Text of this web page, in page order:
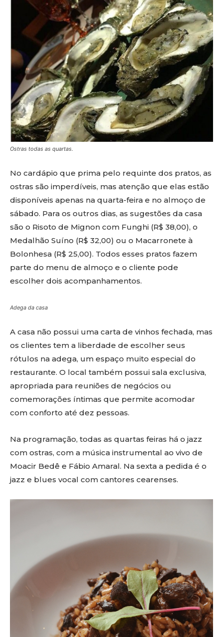
Ostras todas as quartas.
No cardápio que prima pelo requinte dos pratos, as
ostras são imperdíveis, mas atenção que elas estão
disponíveis apenas na quarta-feira e no almoço de
sábado. Para os outros dias, as sugestões da casa
são o Risoto de Mignon com Funghi (R$ 38,00), o
Medalhão Suíno (R$ 32,00) ou o Macarronete à
Bolonhesa (R$ 25,00). Todos esses pratos fazem
parte do menu de almoço e o cliente pode
escolher dois acompanhamentos.
Adega da casa
A casa não possui uma carta de vinhos fechada, mas
os clientes tem a liberdade de escolher seus
rótulos na adega, um espaço muito especial do
restaurante. O local também possui sala exclusiva,
apropriada para reuniões de negócios ou
comemorações íntimas que permite acomodar
com conforto até dez pessoas.
Na programação, todas as quartas feiras há o jazz
com ostras, com a música instrumental ao vivo de
Moacir Bedê e Fábio Amaral. Na sexta a pedida é o
jazz e blues vocal com cantores cearenses.